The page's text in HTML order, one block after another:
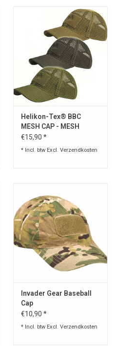
Helikon-Tex® BBC
MESH CAP - MESH
€15,90 *
* Incl. btw Excl. Verzendkosten
Invader Gear Baseball
Cap
€10,90 *
* Incl. btw Excl. Verzendkosten